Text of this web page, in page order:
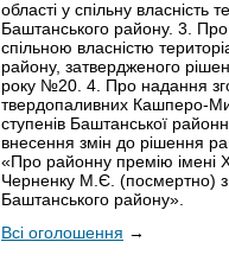
області у спільну власність
Баштанського району. 3. Про
спільною власністю
району, затвердженого
року №20. 4. Про надання
твердопаливних Кашперо-
ступенів Баштанської
внесення змін до рішення
«Про районну премію
Черненку М.Є. (посмертно)
Баштанського району».
Всі оголошення →